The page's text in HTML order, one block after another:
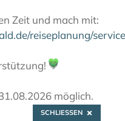
voor u!
Zeit und mach mit:
reiseplanung/
💚
möglich.
SCHLIESSEN